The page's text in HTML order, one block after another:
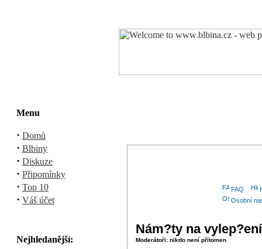
Menu
· Domů
· Blbiny
· Diskuze
· Připomínky
· Top 10
· Váš účet
Nejhledanější:
FAQ
Osobní
Nám?ty na
Moderátoři: nikdo není přítomen